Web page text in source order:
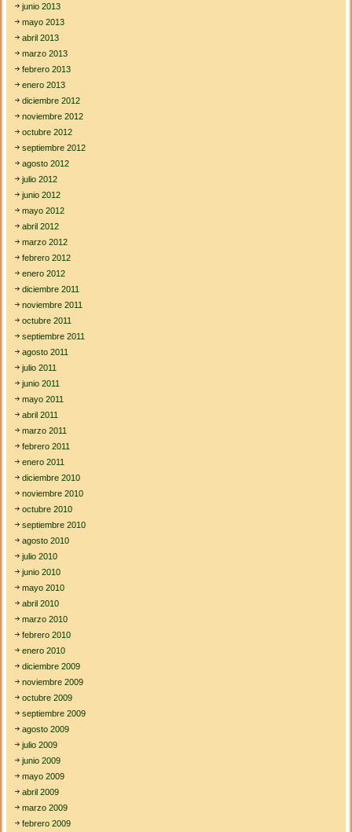
junio 2013
mayo 2013
abril 2013
marzo 2013
febrero 2013
enero 2013
diciembre 2012
noviembre 2012
octubre 2012
septiembre 2012
agosto 2012
julio 2012
junio 2012
mayo 2012
abril 2012
marzo 2012
febrero 2012
enero 2012
diciembre 2011
noviembre 2011
octubre 2011
septiembre 2011
agosto 2011
julio 2011
junio 2011
mayo 2011
abril 2011
marzo 2011
febrero 2011
enero 2011
diciembre 2010
noviembre 2010
octubre 2010
septiembre 2010
agosto 2010
julio 2010
junio 2010
mayo 2010
abril 2010
marzo 2010
febrero 2010
enero 2010
diciembre 2009
noviembre 2009
octubre 2009
septiembre 2009
agosto 2009
julio 2009
junio 2009
mayo 2009
abril 2009
marzo 2009
febrero 2009